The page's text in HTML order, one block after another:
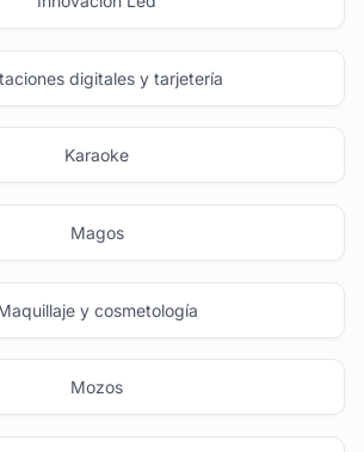
digitales y tarjetería
Karaoke
Magos
y cosmetología
Mozos